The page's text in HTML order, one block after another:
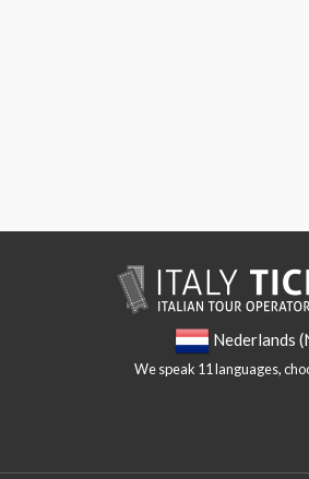
Nederlands
We speak 11 languages,